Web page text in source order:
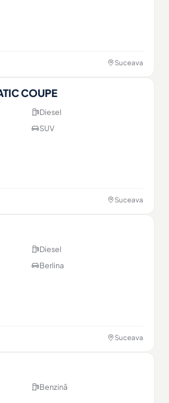
Suceava
COUPE
Diesel
SUV
Suceava
Diesel
Berlina
Suceava
Benzină